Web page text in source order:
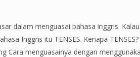
dalam menguasai bahasa inggris.
Inggris itu TENSES. Kenapa
Cara menguasainya dengan